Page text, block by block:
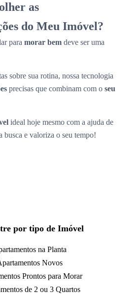
as
do Meu Imóvel?
para morar bem deve ser uma
sobre sua rotina, nossa tecnologia
precisas que combinam com o seu
ideal hoje mesmo com a ajuda de
busca e valoriza o seu tempo!
por tipo de Imóvel
na Planta
Novos
Prontos para Morar
de 2 ou 3 Quartos